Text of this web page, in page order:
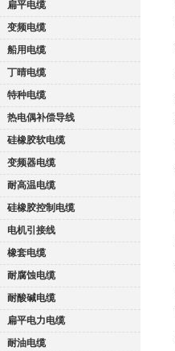
扁平电缆
变频电缆
船用电缆
丁晴电缆
特种电缆
热电偶补偿导线
硅橡胶软电缆
变频器电缆
耐高温电缆
硅橡胶控制电缆
电机引接线
橡套电缆
耐腐蚀电缆
耐酸碱电缆
扁平电力电缆
耐油电缆